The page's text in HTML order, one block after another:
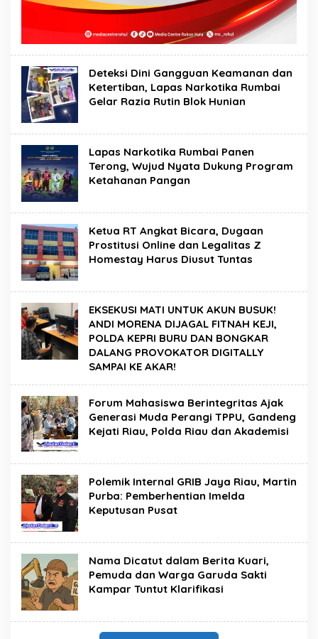
Deteksi Dini Gangguan Keamanan dan
Ketertiban, Lapas Narkotika Rumbai
Gelar Razia Rutin Blok Hunian
Lapas Narkotika Rumbai Panen
Terong, Wujud Nyata Dukung Program
Ketahanan Pangan
Ketua RT Angkat Bicara, Dugaan
Prostitusi Online dan Legalitas Z
Homestay Harus Diusut Tuntas
EKSEKUSI MATI UNTUK AKUN BUSUK!
ANDI MORENA DIJAGAL FITNAH KEJI,
POLDA KEPRI BURU DAN BONGKAR
DALANG PROVOKATOR DIGITALLY
SAMPAI KE AKAR!
Forum Mahasiswa Berintegritas Ajak
Generasi Muda Perangi TPPU, Gandeng
Kejati Riau, Polda Riau dan Akademisi
Polemik Internal GRIB Jaya Riau, Martin
Purba: Pemberhentian Imelda
Keputusan Pusat
Nama Dicatut dalam Berita Kuari,
Pemuda dan Warga Garuda Sakti
Kampar Tuntut Klarifikasi